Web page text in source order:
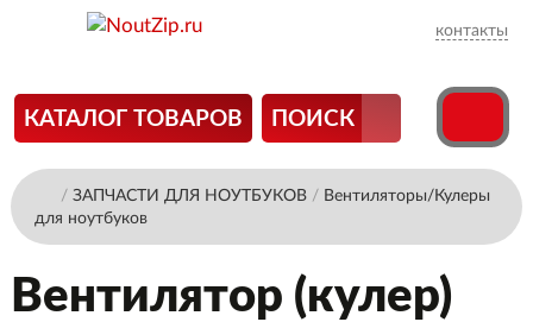
контакты
КАТАЛОГ ТОВАРОВ ПОИСК
/ ЗАПЧАСТИ ДЛЯ НОУТБУКОВ/ Вентиляторы/Кулеры
для ноутбуков
Вентилятор (кулер)